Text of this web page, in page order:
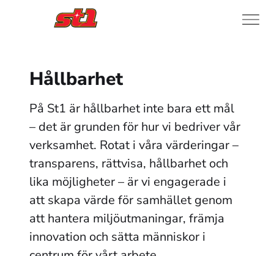
Hållbarhet
På St1 är hållbarhet inte bara ett mål
– det är grunden för hur vi bedriver vår
verksamhet. Rotat i våra värderingar –
transparens, rättvisa, hållbarhet och
lika möjligheter – är vi engagerade i
att skapa värde för samhället genom
att hantera miljöutmaningar, främja
innovation och sätta människor i